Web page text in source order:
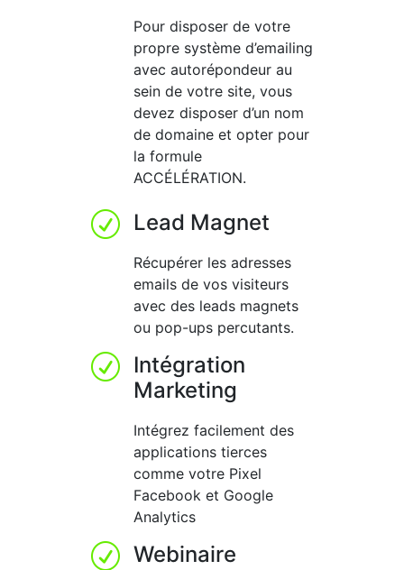
Pour disposer de votre
propre système d’emailing
avec autorépondeur au
sein de votre site, vous
devez disposer d’un nom
de domaine et opter pour
la formule
ACCÉLÉRATION.
R Lead Magnet
Récupérer les adresses
emails de vos visiteurs
avec des leads magnets
ou pop-ups percutants.
R Intégration
Marketing
Intégrez facilement des
applications tierces
comme votre Pixel
Facebook et Google
Analytics
R Webinaire